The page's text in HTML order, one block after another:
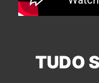
TUDO